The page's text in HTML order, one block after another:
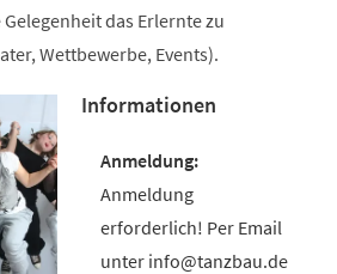
das Erlernte zu
Wettbewerbe, Events).
Informationen
Anmeldung
erforderlich! Per Email
unter info@tanzbau.de